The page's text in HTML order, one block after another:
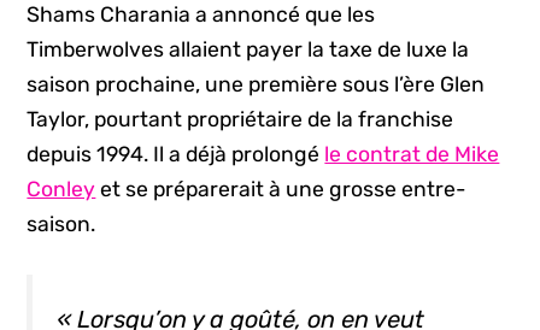
Shams Charania a annoncé que les
Timberwolves allaient payer la taxe de luxe la
saison prochaine, une première sous l’ère Glen
Taylor, pourtant propriétaire de la franchise
depuis 1994. Il a déjà prolongé le contrat de Mike
Conley et se préparerait à une grosse entre-
saison.
« Lorsqu’on y a goûté, on en veut